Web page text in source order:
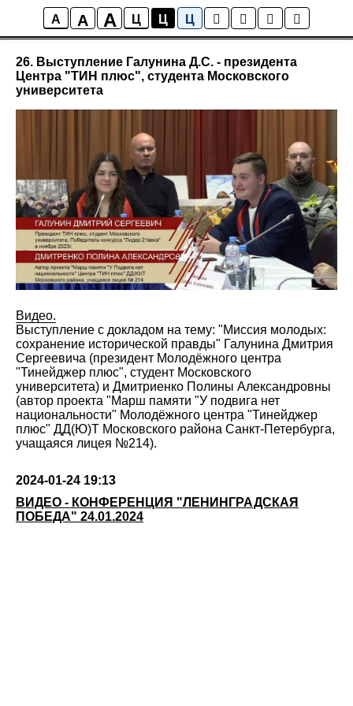
A A A Ц Ц Ц
Мультимедиа
26. Выступление Галунина Д.С. - президента
Центра "ТИН плюс", студента Московского
университета
Видео.
Выступление с докладом на тему: "Миссия молодых:
сохранение исторической правды" Галунина Дмитрия
Сергеевича (президент Молодёжного центра
"Тинейджер плюс", студент Московского
университета) и Дмитриенко Полины Александровны
(автор проекта "Марш памяти "У подвига нет
национальности" Молодёжного центра "Тинейджер
плюс" ДД(Ю)Т Московского района Санкт-Петербурга,
учащаяся лицея №214).
2024-01-24 19:13
ВИДЕО - КОНФЕРЕНЦИЯ "ЛЕНИНГРАДСКАЯ
ПОБЕДА" 24.01.2024